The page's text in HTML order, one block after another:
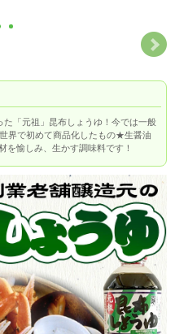
「元祖」昆布しょうゆ！今では一般
界で初めて商品化したもの★生醤油
を愉しみ、生かす調味料です！